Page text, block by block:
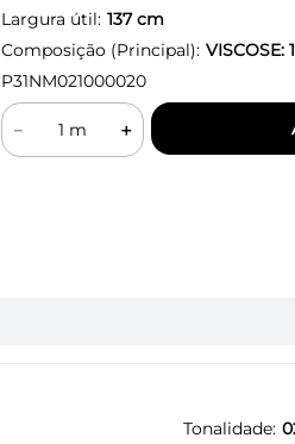
Largura útil: 137cm
Composição (Principal): VISCOSE:
P31NM021000020
＋
－
Tonalidade